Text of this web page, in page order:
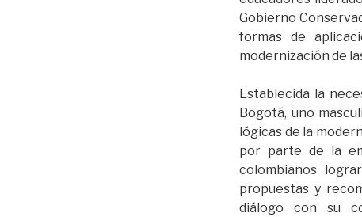
Gobierno
formas de
modernización de
Establecida la
Bogotá, uno
lógicas de la
por parte de la
colombianos
propuestas y
diálogo con su